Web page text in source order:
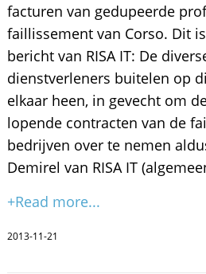
facturen van gedupeerde
faillissement van Corso. Dit
bericht van RISA IT: De
dienstverleners buitelen op
elkaar heen, in gevecht om
lopende contracten van de
bedrijven over te nemen
Demirel van RISA IT
+Read more...
2013-11-21